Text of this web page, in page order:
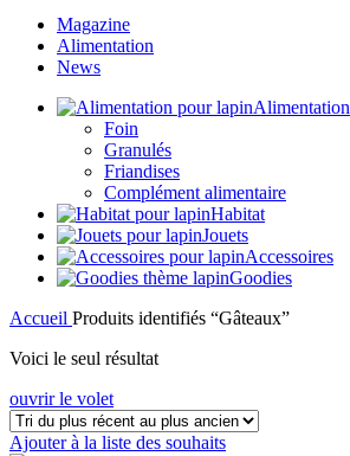
Magazine
Alimentation
News
Alimentation
Foin
Granulés
Friandises
Complément alimentaire
Habitat
Jouets
Accessoires
Goodies
Accueil Produits identifiés “Gâteaux”
Voici le seul résultat
ouvrir le volet
Ajouter à la liste des souhaits